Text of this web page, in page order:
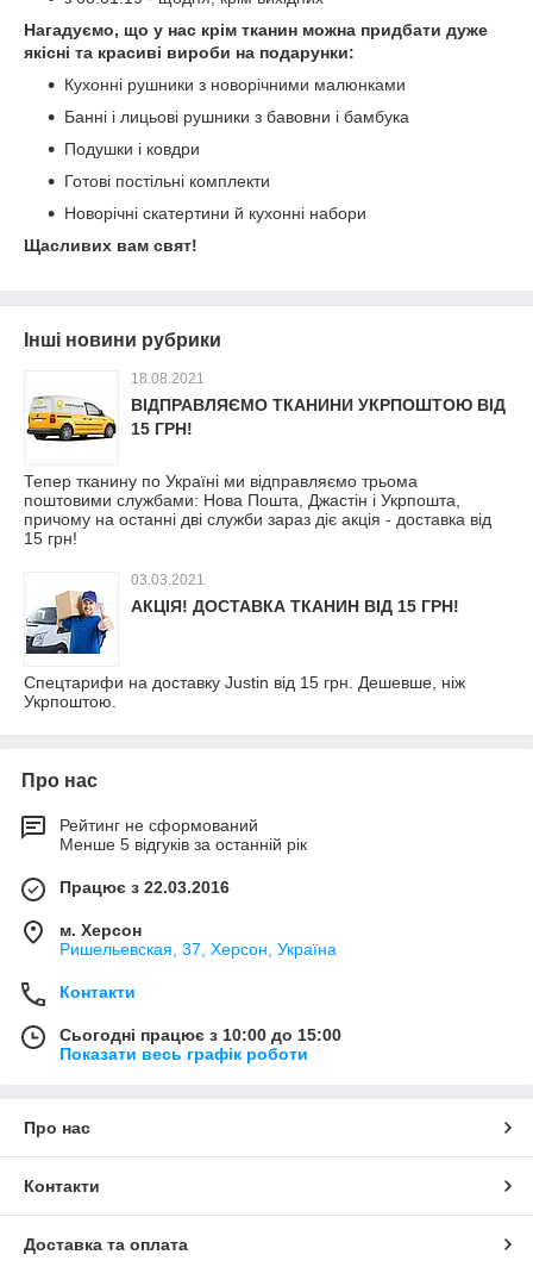
Нагадуємо, що у нас крім тканин можна придбати дуже
якісні та красиві вироби на подарунки:
Кухонні рушники з новорічними малюнками
Банні і лицьові рушники з бавовни і бамбука
Подушки і ковдри
Готові постільні комплекти
Новорічні скатертини й кухонні набори
Щасливих вам свят!
Інші новини рубрики
18.08.2021
ВІДПРАВЛЯЄМО ТКАНИНИ УКРПОШТОЮ ВІД
15 ГРН!
Тепер тканину по Україні ми відправляємо трьома
поштовими службами: Нова Пошта, Джастін і Укрпошта,
причому на останні дві служби зараз діє акція - доставка від
15 грн!
03.03.2021
АКЦІЯ! ДОСТАВКА ТКАНИН ВІД 15 ГРН!
Спецтарифи на доставку Justin від 15 грн. Дешевше, ніж
Укрпоштою.
Про нас
Рейтинг не сформований
Менше 5 відгуків за останній рік
Працює з 22.03.2016
м. Херсон
Ришельевская, 37, Херсон, Україна
Контакти
Сьогодні працює з 10:00 до 15:00
Показати весь графік роботи
Про нас
Контакти
Доставка та оплата